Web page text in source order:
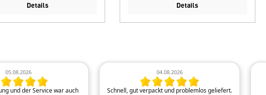
Details Details
05.08.2026
und der Service war auch
04.08.2026
Schnell, gut verpackt und problemlos geliefert.